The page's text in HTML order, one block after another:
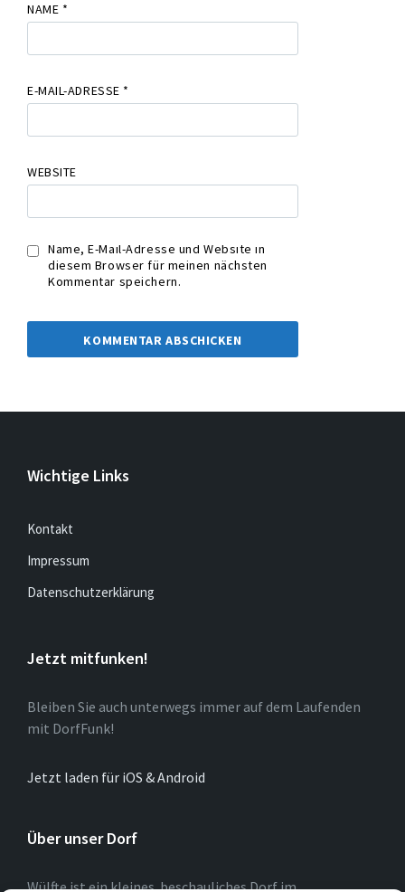
NAME *
E-MAIL-ADRESSE *
WEBSITE
Name, E-Mail-Adresse und Website in
diesem Browser für meinen nächsten
Kommentar speichern.
Wichtige Links
Kontakt
Impressum
Datenschutzerklärung
Jetzt mitfunken!
Bleiben Sie auch unterwegs immer auf dem Laufenden
mit DorfFunk!
Jetzt laden für iOS & Android
Über unser Dorf
Wülfte ist ein kleines beschauliches Dorf im